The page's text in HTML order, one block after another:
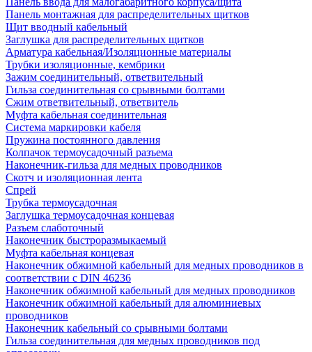
Панель монтажная для распределительных щитков
Щит вводный кабельный
Заглушка для распределительных щитков
Арматура кабельная/Изоляционные материалы
Трубки изоляционные, кембрики
Зажим соединительный, ответвительный
Гильза соединительная со срывными болтами
Сжим ответвительный, ответвитель
Муфта кабельная соединительная
Система маркировки кабеля
Пружина постоянного давления
Колпачок термоусадочный разъема
Наконечник-гильза для медных проводников
Скотч и изоляционная лента
Спрей
Трубка термоусадочная
Заглушка термоусадочная концевая
Разъем слаботочный
Наконечник быстроразмыкаемый
Муфта кабельная концевая
Наконечник обжимной кабельный для медных проводников в
соответствии с DIN 46236
Наконечник обжимной кабельный для медных проводников
Наконечник обжимной кабельный для алюминиевых
проводников
Наконечник кабельный со срывными болтами
Гильза соединительная для медных проводников под